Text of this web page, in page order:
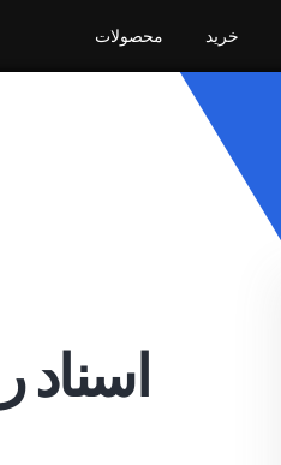
محصولات خرید
اسناد